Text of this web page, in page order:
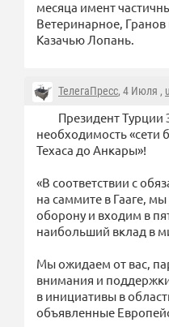
месяца имент
Ветеринарное,
Казачью Лопань.
ТелегаПресс, 4 Июля ,
Президент Турции
необходимость «сети
Техаса до Анкары»!
«В соответствии с
на саммите в Гааге,
оборону и входим в
наибольший вклад в
Мы ожидаем от вас,
внимания и
в инициативы в
объявленные